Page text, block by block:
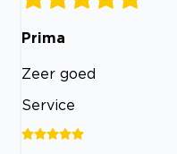
Prima
Zeer goed
Service